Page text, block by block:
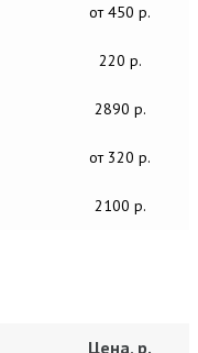
от 450 р.
220 р.
2890 р.
от 320 р.
2100 р.
Цена, р.